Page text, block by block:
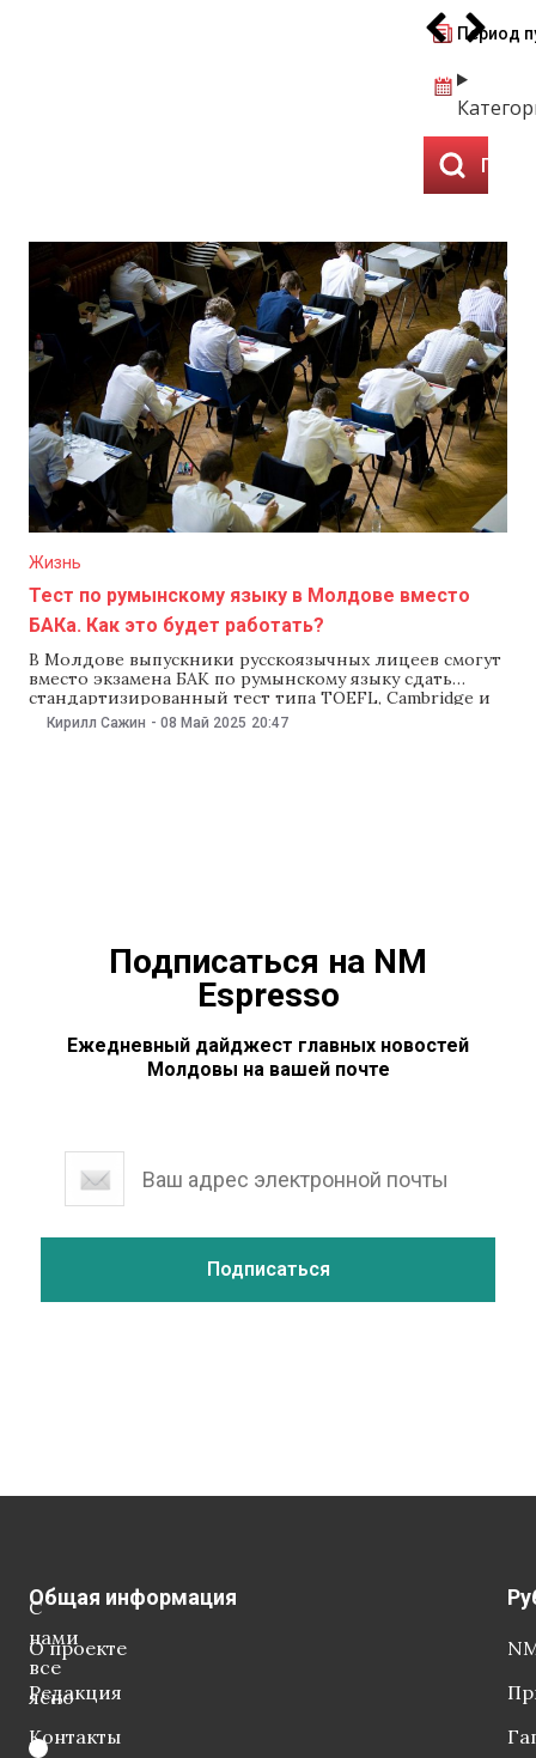
Период
Жизнь
Тест по румынскому языку в Молдове вместо
БАКа. Как это будет работать?
В Молдове выпускники русскоязычных лицеев смогут
вместо экзамена БАК по румынскому языку сдать
стандартизированный тест типа TOEFL, Cambridge и
IELTS и автоматически получить «10».
Минобразования представило проект регламента
Кирилл Сажин - 08 Май 2025 20:47
Подписаться на NM
Espresso
Ежедневный дайджест главных новостей
Молдовы на вашей почте
С
нами
все
ясно
Общая информация
О проекте
Редакция
Контакты